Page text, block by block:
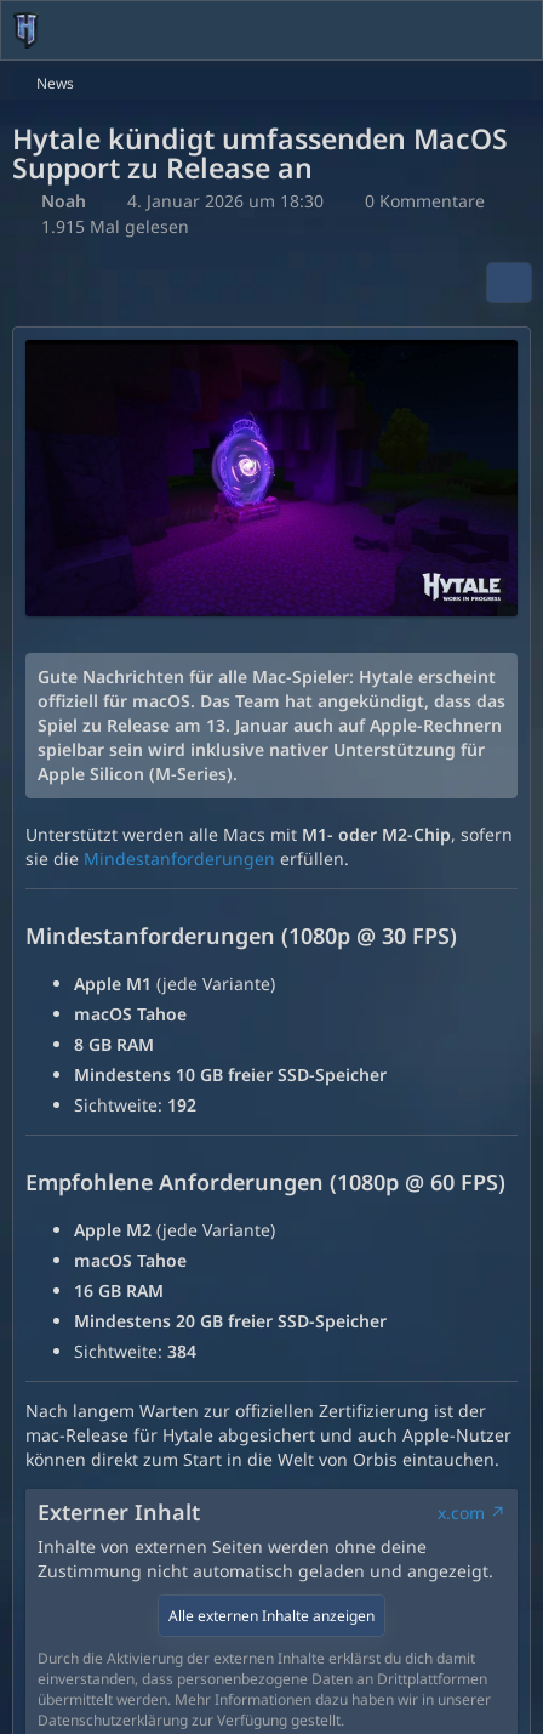
News
Hytale kündigt umfassenden MacOS
Support zu Release an
Noah 4. Januar 2026 um 18:30
0 Kommentare
1.915 Mal gelesen
Gute Nachrichten für alle Mac-Spieler: Hytale erscheint
offiziell für macOS. Das Team hat angekündigt, dass das
Spiel zu Release am 13. Januar auch auf Apple-Rechnern
spielbar sein wird inklusive nativer Unterstützung für
Apple Silicon (M-Series).
Unterstützt werden alle Macs mit M1- oder M2-Chip, sofern
sie die Mindestanforderungen erfüllen.
Mindestanforderungen (1080p @ 30 FPS)
Apple M1 (jede Variante)
macOS Tahoe
8 GB RAM
Mindestens 10 GB freier SSD-Speicher
Sichtweite: 192
Empfohlene Anforderungen (1080p @ 60 FPS)
Apple M2 (jede Variante)
macOS Tahoe
16 GB RAM
Mindestens 20 GB freier SSD-Speicher
Sichtweite: 384
Nach langem Warten zur offiziellen Zertifizierung ist der
mac-Release für Hytale abgesichert und auch Apple-Nutzer
können direkt zum Start in die Welt von Orbis eintauchen.
Externer Inhalt
x.com
Inhalte von externen Seiten werden ohne deine
Zustimmung nicht automatisch geladen und angezeigt.
Alle externen Inhalte anzeigen
Durch die Aktivierung der externen Inhalte erklärst du dich damit
einverstanden, dass personenbezogene Daten an Drittplattformen
übermittelt werden. Mehr Informationen dazu haben wir in unserer
Datenschutzerklärung zur Verfügung gestellt.